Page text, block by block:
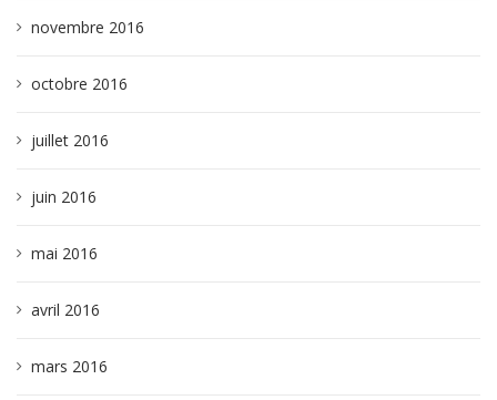
novembre 2016
octobre 2016
juillet 2016
juin 2016
mai 2016
avril 2016
mars 2016